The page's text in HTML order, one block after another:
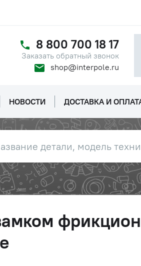
8 800 700 18 17
Заказать обратный звонок
shop@interpole.ru
НОВОСТИ ДОСТАВКА И